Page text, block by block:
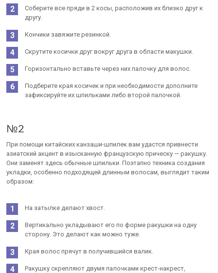
Соберите все пряди в 2 косы, расположив их близко друг к
другу.
Кончики завяжите резинкой.
Скрутите косички друг вокруг друга в области макушки.
Горизонтально вставьте через них палочку для волос.
Подберите края косичек и при необходимости дополните
зафиксируйте их шпильками либо второй палочкой.
№2
При помощи китайских канзаши-шпилек вам удастся привнести
азиатский акцент в изысканную французскую прическу — ракушку.
Они заменят здесь обычные шпильки. Поэтапно техника создания
укладки, особенно подходящей длинным волосам, выглядит таким
образом:
На затылке делают хвост.
Вертикально укладывают его по форме ракушки на одну
сторону. Это делают как можно туже.
Края волос прячут в получившийся валик.
Ракушку скрепляют двумя палочками крест-накрест,